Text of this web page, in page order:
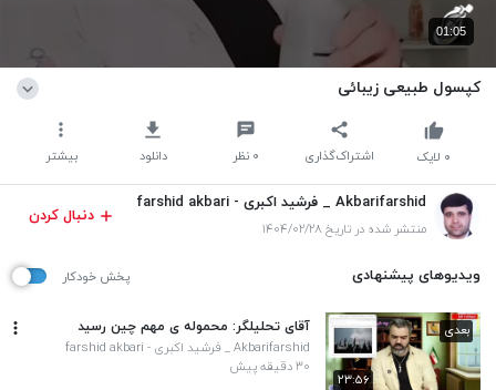
01:05
کپسول طبیعی زیبائی
اشتراک‌گذاری ۰ نظر دانلود بیشتر ۰ لایک
Akbarifarshid _ فرشید اکبری - farshid akbari
منتشر شده در تاریخ ۱۴۰۴/۰۲/۲۸
دنبال کردن
ویدیوهای پیشنهادی پخش خودکار
۲۳:۵۶
بعدی آقای تحلیلگر: محموله ی مهم چین رسید
Akbarifarshid _ فرشید اکبری - farshid akbari
۳۰ دقیقه پیش